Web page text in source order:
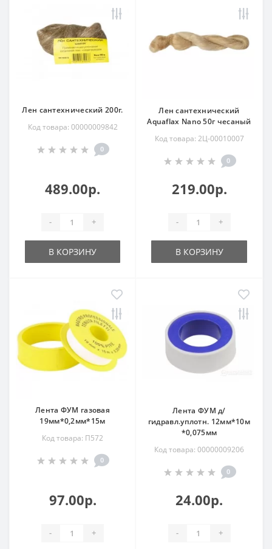
Лен сантехнический 200г.
Код товара: 00000009842
0
489.00р.
- +
В КОРЗИНУ
Лен сантехнический
Aquaflax Nano 50г чесаный
Код товара: 2Ц-00010007
0
219.00р.
- +
В КОРЗИНУ
Лента ФУМ газовая
19мм*0,2мм*15м
Код товара: П572
0
97.00р.
- +
Лента ФУМ д/
гидравл.уплотн. 12мм*10м
*0,075мм
Код товара: 00000009206
0
24.00р.
- +